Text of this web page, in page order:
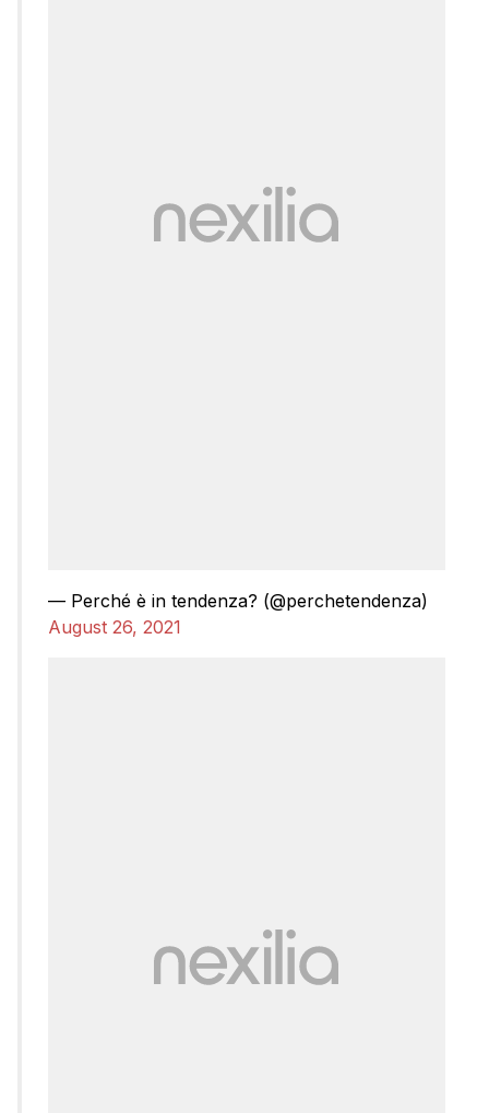
— Perché è in tendenza? (@perchetendenza)
August 26, 2021